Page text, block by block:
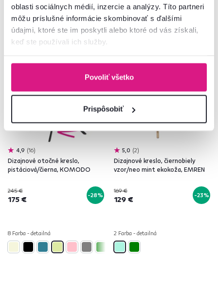
oblasti sociálnych médií, inzercie a analýzy. Títo partneri
môžu príslušné informácie skombinovať s ďalšími
údajmi, ktoré ste im poskytli alebo ktoré od vás získali,
keď ste používali ich služby.
Povoliť všetko
Prispôsobiť
Akcia Výpredaj
4,9 16
Dizajnové otočné kreslo,
pistáciová/čierna, KOMODO
245 €
175 € -28%
8 Farba - detailná
5,0 2
Dizajnové kreslo, čiernobiely
vzor/neo mint ekokoža, EMREN
169 €
129 € -23%
2 Farba - detailná